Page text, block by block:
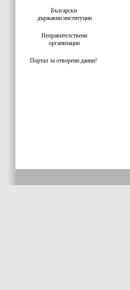
Български
държавни институции
Неправителствени
организации
Портал за отворени данни!